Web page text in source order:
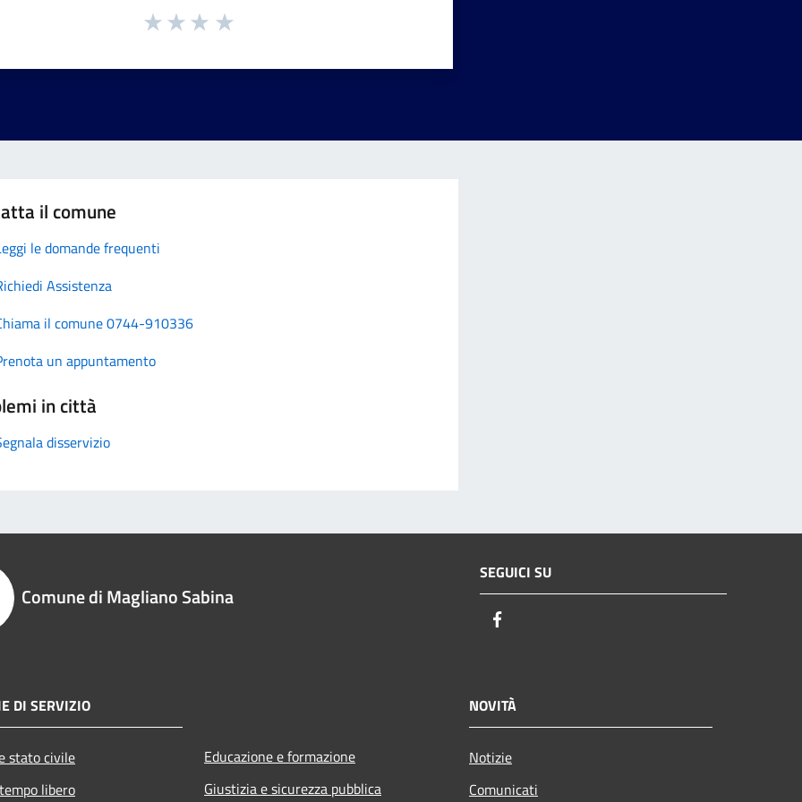
il comune
le domande frequenti
Assistenza
il comune 0744-910336
un appuntamento
in città
disservizio
Comune di Magliano Sabina
SEGUICI SU
DI SERVIZIO
stato civile
libero
Educazione e formazione
Giustizia e sicurezza pubblica
NOVITÀ
Notizie
Comunicati